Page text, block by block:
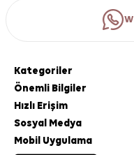
Kategoriler
Önemli Bilgiler
Hızlı Erişim
Sosyal Medya
Mobil Uygulama